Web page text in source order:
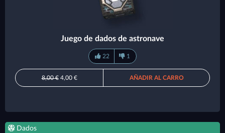
Juego de dados de astronave
22 1
8,00 €4,00 € AÑADIR AL CARRO
Dados